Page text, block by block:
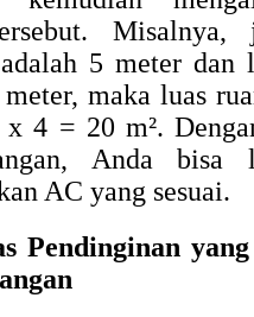
Misalnya,
5 meter dan
maka luas
4 = 20 m².
Anda bisa
AC yang sesuai.
Pendinginan